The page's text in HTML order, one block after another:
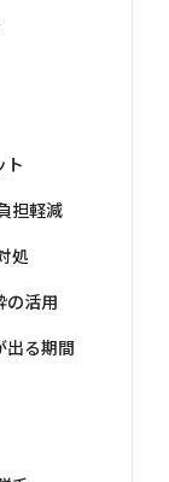
ト
担軽減
処
の活用
出る期間